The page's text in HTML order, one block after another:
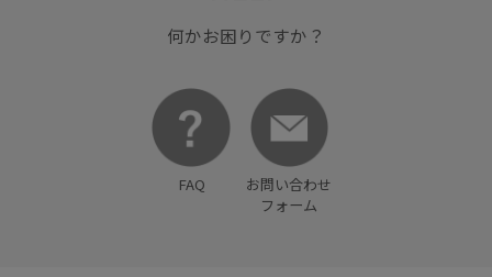
何かお困りですか？
FAQ
お問い合わせ
フォーム